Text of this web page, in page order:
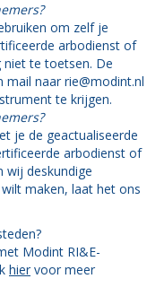
om zelf je
arbodienst of
niet te toetsen. De
mail naar rie@modint.nl
te krijgen.
je de geactualiseerde
arbodienst of
wij deskundige
maken, laat het ons
Modint RI&E-
hier voor meer